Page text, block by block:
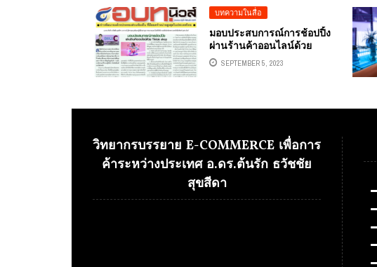
บทความในสื่อ
มอบประสบการณ์การช้อปปิ้ง
ผ่านร้านค้าออนไลน์ด้วย
TIKTOK SHOP
SEPTEMBER 5, 2023
วิทยากรบรรยาย E-COMMERCE เพื่อการ
ค้าระหว่างประเทศ อ.ดร.ต้นรัก ธวัชชัย
สุขสีดา